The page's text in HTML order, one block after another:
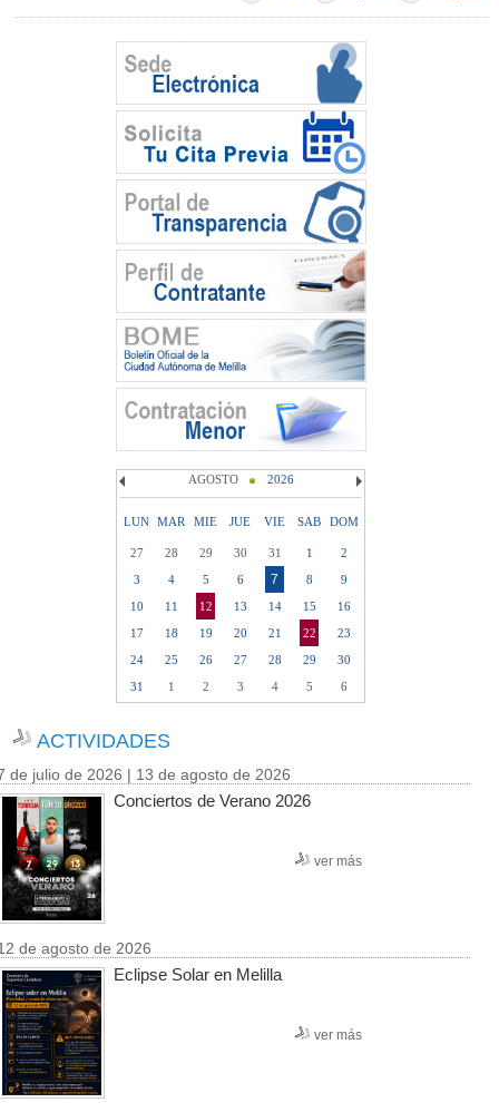
AGOSTO 2026
LUN MAR MIE JUE VIE SAB DOM
27 28 29 30 31 1
2
3
4 5 6 7 8
9
10
11 12 13 14 15
16
17
18 19 20 21 22
23
24
25 26 27 28 29
30
31
1 2 3 4 5 6
ACTIVIDADES
de julio de 2026 | 13 de agosto de 2026
Conciertos de Verano 2026
ver más
de agosto de 2026
Eclipse Solar en Melilla
ver más